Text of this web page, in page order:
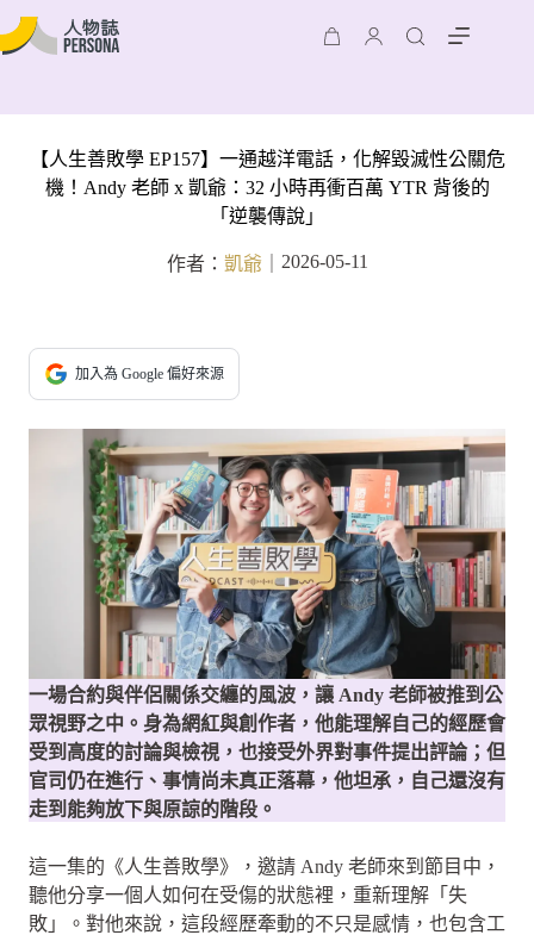
【人生善敗學 EP157】一通越洋電話，化解毀滅性公關危
機！Andy 老師 x 凱爺：32 小時再衝百萬 YTR 背後的
「逆襲傳說」
作者： 凱爺｜ 2026-05-11
加入為 Google 偏好來源
一場合約與伴侶關係交纏的風波，讓 Andy 老師被推到公
眾視野之中。身為網紅與創作者，他能理解自己的經歷會
受到高度的討論與檢視，也接受外界對事件提出評論；但
官司仍在進行、事情尚未真正落幕，他坦承，自己還沒有
走到能夠放下與原諒的階段。
這一集的《人生善敗學》，邀請 Andy 老師來到節目中，
聽他分享一個人如何在受傷的狀態裡，重新理解「失
敗」。對他來說，這段經歷牽動的不只是感情，也包含工